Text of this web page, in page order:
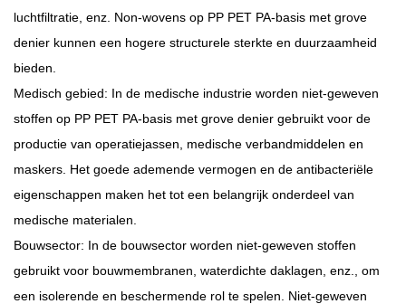
luchtfiltratie, enz. Non-wovens op PP PET PA-basis met grove
denier kunnen een hogere structurele sterkte en duurzaamheid
bieden.
Medisch gebied: In de medische industrie worden niet-geweven
stoffen op PP PET PA-basis met grove denier gebruikt voor de
productie van operatiejassen, medische verbandmiddelen en
maskers. Het goede ademende vermogen en de antibacteriële
eigenschappen maken het tot een belangrijk onderdeel van
medische materialen.
Bouwsector: In de bouwsector worden niet-geweven stoffen
gebruikt voor bouwmembranen, waterdichte daklagen, enz., om
een ​​isolerende en beschermende rol te spelen. Niet-geweven